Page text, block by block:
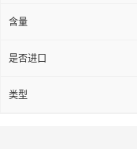
含量
是否进口
类型